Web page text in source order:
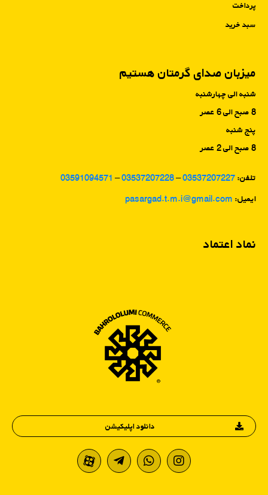
پرداخت
سبد خرید
میزبان صدای گرمتان هستیم
شنبه الی چهارشنبه
8 صبح الی 6 عصر
پنج شنبه
8 صبح الی 2 عصر
تلفن:03537207227
–
03537207228
–
03591094571
ایمیل: pasargad.t.m.i@gmail.com
نماد اعتماد
دانلود اپلیکیشن